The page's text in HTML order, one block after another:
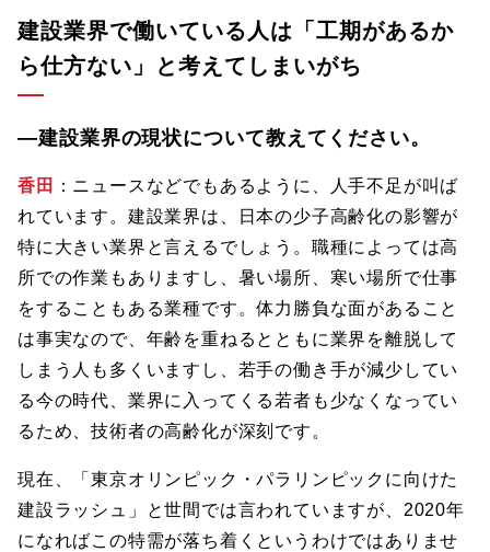
建設業界で働いている人は「工期があるか
ら仕方ない」と考えてしまいがち
―建設業界の現状について教えてください。
香田
：ニュースなどでもあるように、人手不足が叫ば
れています。建設業界は、日本の少子高齢化の影響が
特に大きい業界と言えるでしょう。職種によっては高
所での作業もありますし、暑い場所、寒い場所で仕事
をすることもある業種です。体力勝負な面があること
は事実なので、年齢を重ねるとともに業界を離脱して
しまう人も多くいますし、若手の働き手が減少してい
る今の時代、業界に入ってくる若者も少なくなってい
るため、技術者の高齢化が深刻です。
現在、「東京オリンピック・パラリンピックに向けた
建設ラッシュ」と世間では言われていますが、2020年
になればこの特需が落ち着くというわけではありませ